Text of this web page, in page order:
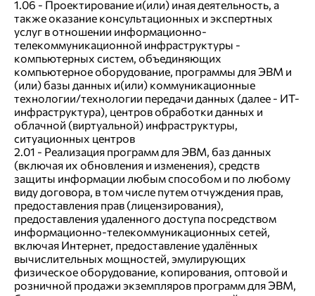
1.06 - Проектирование и(или) иная деятельность, а
также оказание консультационных и экспертных
услуг в отношении информационно-
телекоммуникационной инфраструктуры -
компьютерных систем, объединяющих
компьютерное оборудование, программы для ЭВМ и
(или) базы данных и(или) коммуникационные
технологии/технологии передачи данных (далее - ИТ-
инфраструктура), центров обработки данных и
облачной (виртуальной) инфраструктуры,
ситуационных центров
2.01 - Реализация программ для ЭВМ, баз данных
(включая их обновления и изменения), средств
защиты информации любым способом и по любому
виду договора, в том числе путем отчуждения прав,
предоставления прав (лицензирования),
предоставления удаленного доступа посредством
информационно-телекоммуникационных сетей,
включая Интернет, предоставление удалённых
вычислительных мощностей, эмулирующих
физическое оборудование, копирования, оптовой и
розничной продажи экземпляров программ для ЭВМ,